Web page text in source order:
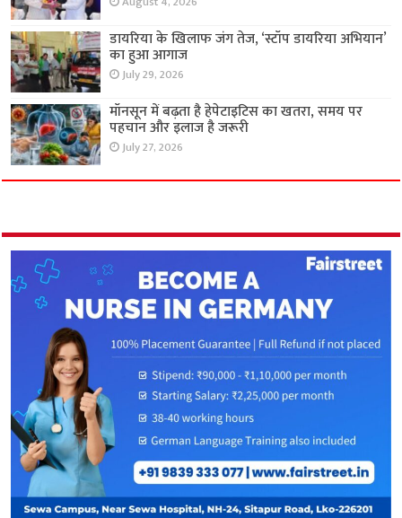
डायरिया के खिलाफ जंग तेज, ‘स्टॉप डायरिया अभियान’
का हुआ आगाज
July 29, 2026
मॉनसून में बढ़ता है हेपेटाइटिस का खतरा, समय पर
पहचान और इलाज है जरूरी
July 27, 2026